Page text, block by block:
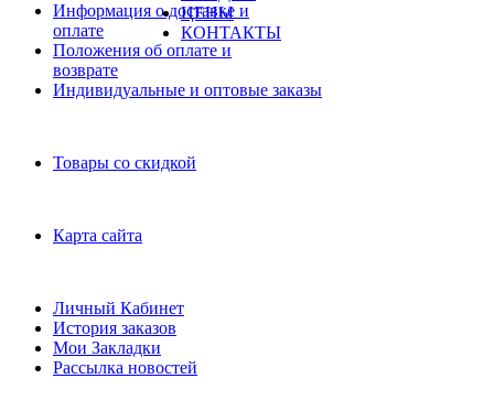
ЦЕНЫ
КОНТАКТЫ
Информация о доставке и
оплате
Положения об оплате и
возврате
Индивидуальные и оптовые заказы
Товары со скидкой
Карта сайта
Личный Кабинет
История заказов
Мои Закладки
Рассылка новостей